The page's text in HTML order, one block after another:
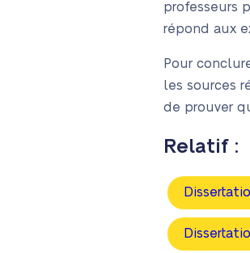
professeurs
répond aux
Pour
les sources
de prouver
Relatif :